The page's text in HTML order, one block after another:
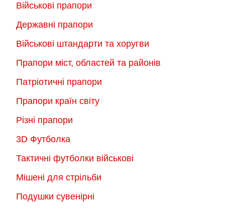
Військові прапори
Державні прапори
Військові штандарти та хоругви
Прапори міст, областей та районів
Патріотичні прапори
Прапори країн світу
Різні прапори
3D Футболка
Тактичні футболки військові
Мішені для стрільби
Подушки сувенірні